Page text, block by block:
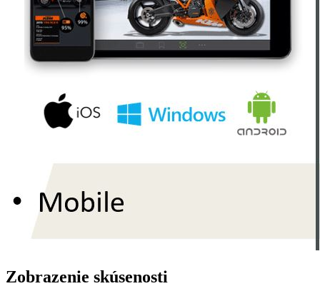
Zobrazenie skúsenosti